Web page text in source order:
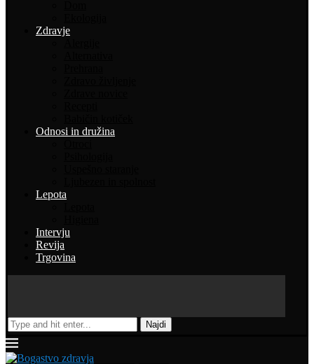
Zdravje
Odnosi in družina
Lepota
Intervju
Revija
Trgovina
Najdi